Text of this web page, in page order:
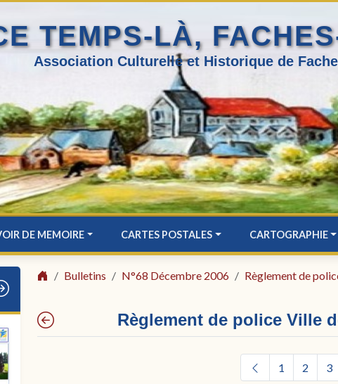
TEMPS-LÀ,
Association Culturelle et Historique de
DE MEMOIRE CARTES POSTALES CARTOGRAPHIE
Bulletins N°68 Décembre 2006 Règlement de
Règlement de police Ville
1 2 3